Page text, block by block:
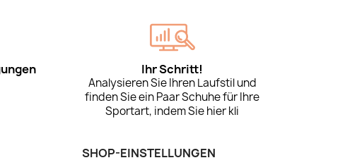
Ihr Schritt!
Analysieren Sie Ihren Laufstil und
finden Sie ein Paar Schuhe für Ihre
Sportart, indem Sie hier kli
SHOP-EINSTELLUNGEN